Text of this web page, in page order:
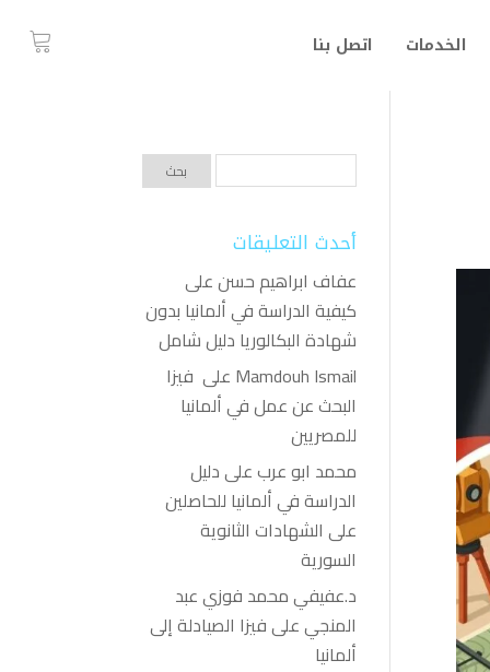
الخدمات اتصل بنا
أحدث التعليقات
عفاف ابراهيم حسنعلى
كيفية الدراسة في ألمانيا بدون
شهادة البكالوريا دليل شامل
Mamdouh Ismail على فيزا
البحث عن عمل في ألمانيا
للمصريين
محمد ابو عربعلىدليل
الدراسة في ألمانيا للحاصلين
على الشهادات الثانوية
السورية
د.عفيفي محمد فوزي عبد
المنجيعلىفيزا الصيادلة إلى
ألمانيا